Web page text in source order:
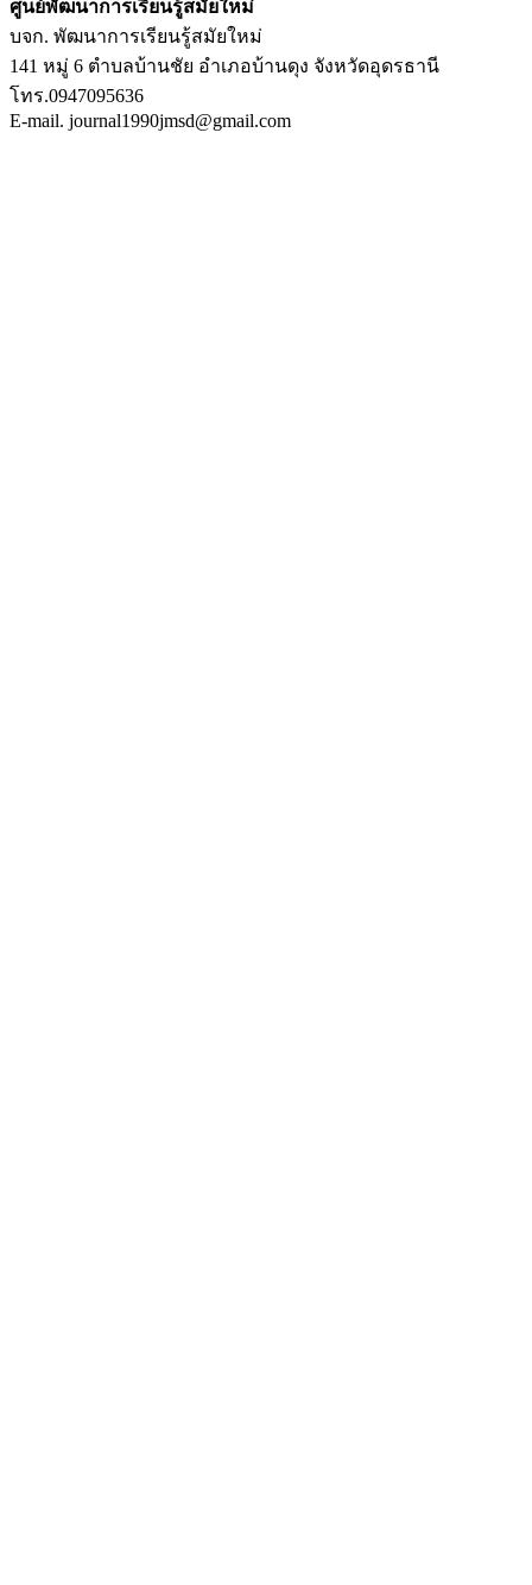
ศูนย์พัฒนาการเรียนรู้สมัยใหม่
บจก. พัฒนาการเรียนรู้สมัยใหม่
141 หมู่ 6 ตำบลบ้านชัย อำเภอบ้านดุง จังหวัดอุดรธานี
โทร.0947095636
E-mail. journal1990jmsd@gmail.com